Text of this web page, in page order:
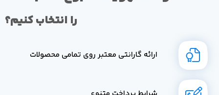
را انتخاب کنیم؟
ارائه گارانتی معتبر روی تمامی محصولات